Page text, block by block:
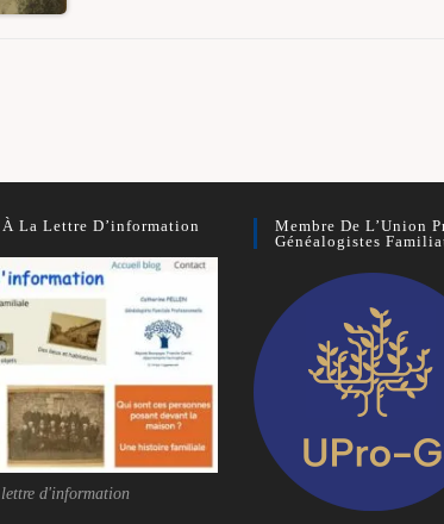
meuniers
La Lettre D’information
d'information
Membre De L’Union
Généalogistes